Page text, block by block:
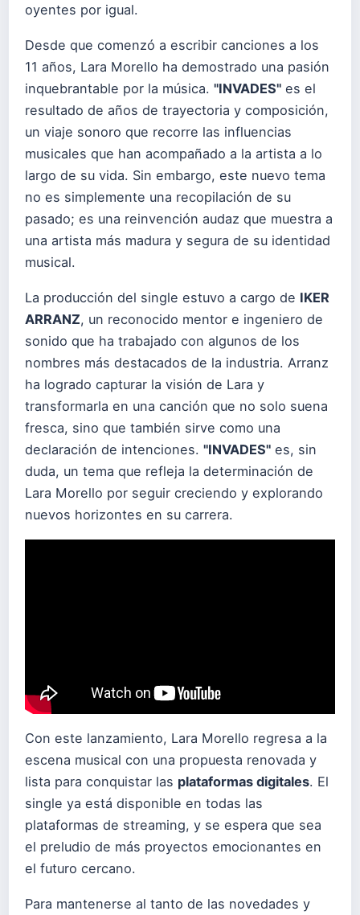
oyentes por igual.
Desde que comenzó a escribir canciones a los
11 años, Lara Morello ha demostrado una pasión
inquebrantable por la música. "INVADES" es el
resultado de años de trayectoria y composición,
un viaje sonoro que recorre las influencias
musicales que han acompañado a la artista a lo
largo de su vida. Sin embargo, este nuevo tema
no es simplemente una recopilación de su
pasado; es una reinvención audaz que muestra a
una artista más madura y segura de su identidad
musical.
La producción del single estuvo a cargo de IKER
ARRANZ, un reconocido mentor e ingeniero de
sonido que ha trabajado con algunos de los
nombres más destacados de la industria. Arranz
ha logrado capturar la visión de Lara y
transformarla en una canción que no solo suena
fresca, sino que también sirve como una
declaración de intenciones. "INVADES" es, sin
duda, un tema que refleja la determinación de
Lara Morello por seguir creciendo y explorando
nuevos horizontes en su carrera.
Con este lanzamiento, Lara Morello regresa a la
escena musical con una propuesta renovada y
lista para conquistar las plataformas digitales. El
single ya está disponible en todas las
plataformas de streaming, y se espera que sea
el preludio de más proyectos emocionantes en
el futuro cercano.
Para mantenerse al tanto de las novedades y